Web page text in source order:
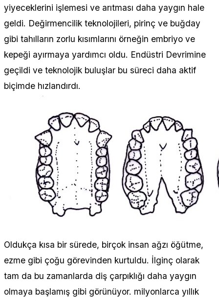
yiyeceklerini işlemesi ve arıtması daha yaygın hale
geldi. Değirmencilik teknolojileri, pirinç ve buğday
gibi tahılların zorlu kısımlarını örneğin embriyo ve
kepeği ayırmaya yardımcı oldu. Endüstri Devrimine
geçildi ve teknolojik buluşlar bu süreci daha aktif
biçimde hızlandırdı.
Oldukça kısa bir sürede, birçok insan ağzı öğütme,
ezme gibi çoğu görevinden kurtuldu. İlginç olarak
tam da bu zamanlarda diş çarpıklığı daha yaygın
olmaya başlamış gibi görünüyor. milyonlarca yıllık